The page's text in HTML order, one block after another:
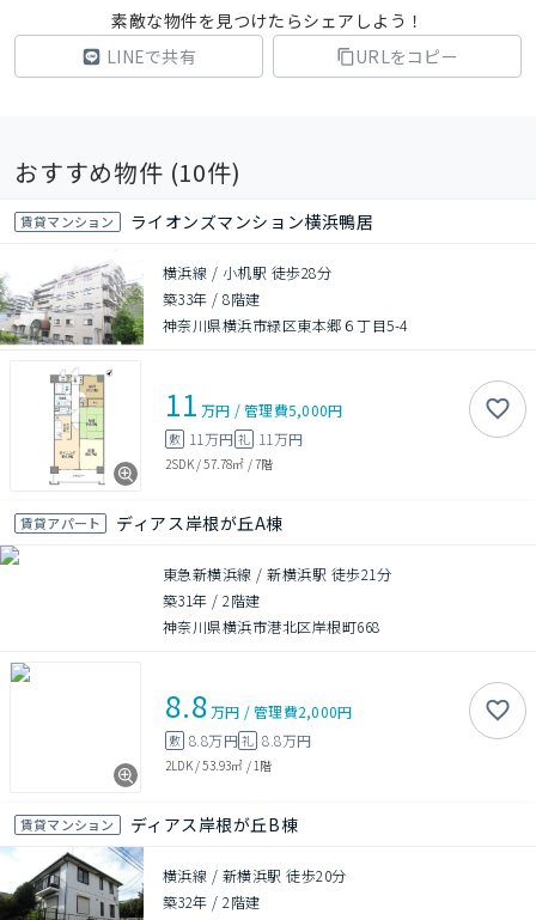
素敵な物件を見つけたらシェアしよう！
LINEで共有
URLをコピー
おすすめ物件 (10件)
賃貸マンション ライオンズマンション横浜鴨居
横浜線 / 小机駅 徒歩28分
築33年 /8階建
神奈川県横浜市緑区東本郷６丁目5-4
11 万円 /管理費5,000円
敷 11万円 礼 11万円
2SDK/57.78㎡ /7階
賃貸アパート ディアス岸根が丘A棟
東急新横浜線 / 新横浜駅 徒歩21分
築31年 /2階建
神奈川県横浜市港北区岸根町668
8.8万円 /管理費2,000円
敷 8.8万円礼 8.8万円
2LDK/53.93㎡ / 1階
賃貸マンション ディアス岸根が丘B棟
横浜線 / 新横浜駅 徒歩20分
築32年 /2階建